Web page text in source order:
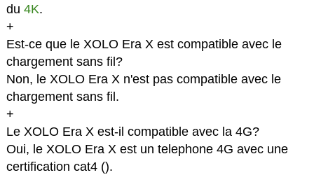
du 4K.
+
Est-ce que le XOLO Era X est compatible avec le
chargement sans fil?
Non, le XOLO Era X n'est pas compatible avec le
chargement sans fil.
+
Le XOLO Era X est-il compatible avec la 4G?
Oui, le XOLO Era X est un telephone 4G avec une
certification cat4 ().